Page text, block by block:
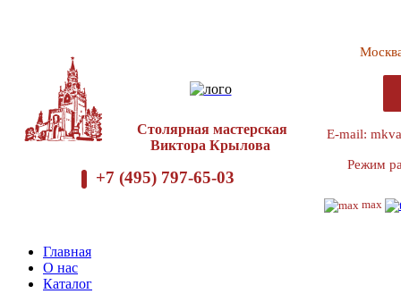
Столярная мастерская
Виктора Крылова
+7 (495) 797-65-03
E-mail:
Режим
max
Главная
О нас
Каталог